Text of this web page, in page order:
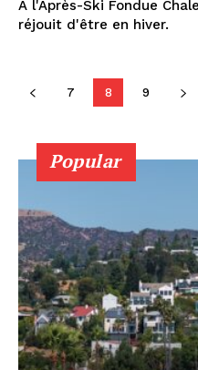
À l'Après-Ski Fondue
réjouit d'être en hiver.
7 8 9
Popular